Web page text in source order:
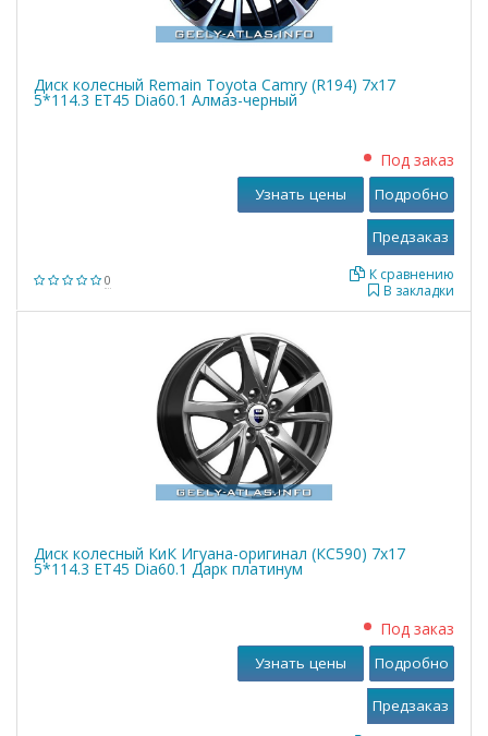
Диск колесный Remain Toyota Camry (R194) 7x17
5*114.3 ET45 Dia60.1 Алмаз-черный
0
Под заказ
В закладки
К сравнению
Узнать цены Подробно
Диск колесный КиК Игуана-оригинал (КС590) 7x17
5*114.3 ET45 Dia60.1 Дарк платинум
Под заказ
Узнать цены Подробно